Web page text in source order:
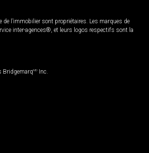
l’immobilier sont propriétaires. Les marques de
inter-agences®, et leurs logos respectifs sont la
BridgemarqMD Inc.